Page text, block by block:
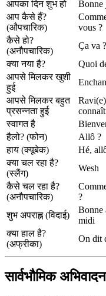
आपका दिन शुभ हो
Bonne
आप कैसे हैं?
(औपचारिक)
vous ?
कैसे हो?
(अनौपचारिक)
Ça va ?
क्या नया है?
Quoi
आपसे मिलकर खुशी
हुई
आपसे मिलकर बहुत
प्रसन्नता हुई
स्वागत है
हैलो? (फोन)
Allô ?
हाय (क्यूबेक)
Hé,
क्या चल रहा है?
(स्लैंग)
Wesh
कैसे चल रहा है?
(अनौपचारिक)
?
शुभ अपराह्न (विदाई)
Bonne
midi
क्या हाल है?
(अफ्रीका)
On dit
सार्वभौमिक अभिवादन